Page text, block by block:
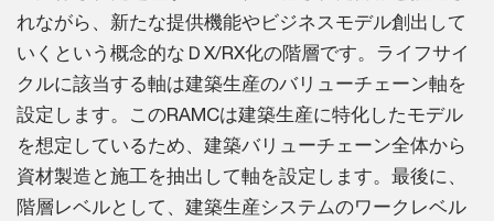
れながら、新たな提供機能やビジネスモデル創出して
いくという概念的なＤX/RX化の階層です。ライフサイ
クルに該当する軸は建築生産のバリューチェーン軸を
設定します。このRAMCは建築生産に特化したモデル
を想定しているため、建築バリューチェーン全体から
資材製造と施工を抽出して軸を設定します。最後に、
階層レベルとして、建築生産システムのワークレベル